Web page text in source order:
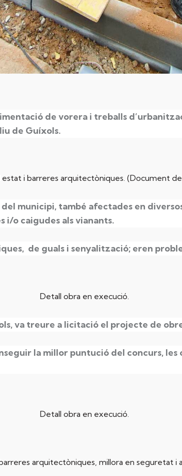
de vorera i treballs
de Guíxols.
i barreres arquitectòniques. (Document
municipi, també afectades en
i/o caigudes als vianants.
de guals i senyalització; eren
Detall obra en execució.
va treure a licitació el projecte de
la millor puntució del concurs,
Detall obra en execució.
arquitectòniques, millora en seguretat i